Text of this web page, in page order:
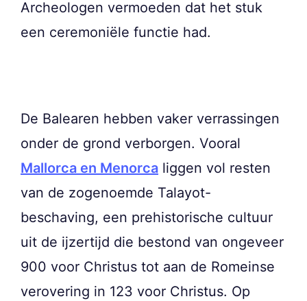
Archeologen vermoeden dat het stuk
een ceremoniële functie had.
De Balearen hebben vaker verrassingen
onder de grond verborgen. Vooral
Mallorca en Menorca liggen vol resten
van de zogenoemde Talayot-
beschaving, een prehistorische cultuur
uit de ijzertijd die bestond van ongeveer
900 voor Christus tot aan de Romeinse
verovering in 123 voor Christus. Op